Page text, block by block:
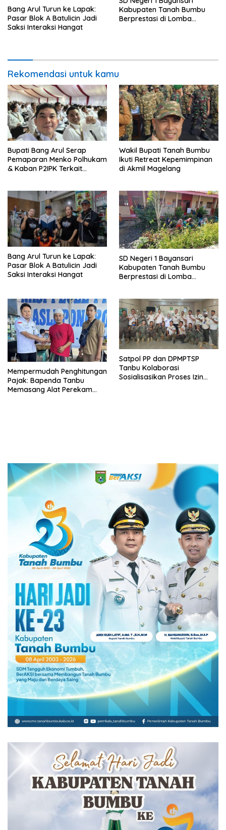
Bang Arul Turun ke Lapak:
Pasar Blok A Batulicin Jadi
Saksi Interaksi Hangat
Kabupaten Tanah Bumbu
Berprestasi di Lomba
Rekomendasi untuk kamu
Bupati Bang Arul Serap
Pemaparan Menko Polhukam
& Kaban P2IPK Terkait
Wakil Bupati Tanah Bumbu
Ikuti Retreat Kepemimpinan
di Akmil Magelang
Bang Arul Turun ke Lapak:
Pasar Blok A Batulicin Jadi
Saksi Interaksi Hangat
SD Negeri 1 Bayansari
Kabupaten Tanah Bumbu
Berprestasi di Lomba
Mempermudah Penghitungan
Pajak: Bapenda Tanbu
Memasang Alat Perekam
Satpol PP dan DPMPTSP
Tanbu Kolaborasi
Sosialisasikan Proses Izin